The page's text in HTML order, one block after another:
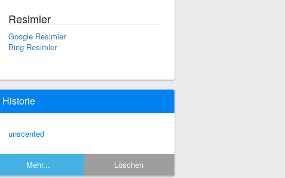
Resimler
Google Resimler
Bing Resimler
Historie
unscented
Mehr... Löschen